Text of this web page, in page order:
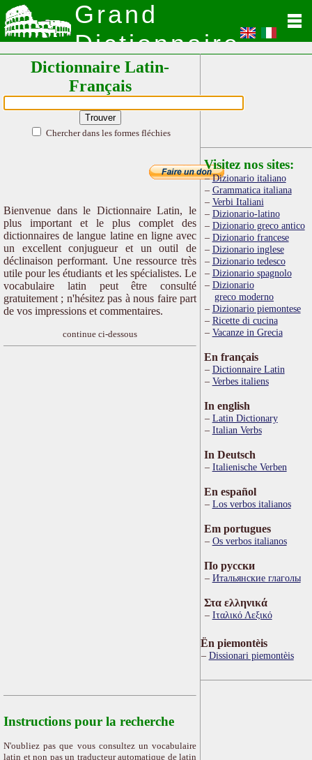
Grand
Dictionnaire
Latin
Dictionnaire Latin-
Français
Chercher dans les formes fléchies
Bienvenue dans le Dictionnaire Latin, le
plus important et le plus complet des
dictionnaires de langue latine en ligne avec
un excellent conjugueur et un outil de
déclinaison performant. Une ressource très
utile pour les étudiants et les spécialistes. Le
vocabulaire latin peut être consulté
gratuitement ; n'hésitez pas à nous faire part
de vos impressions et commentaires.
continue ci-dessous
Instructions pour la recherche
N'oubliez pas que vous consultez un vocabulaire
latin et non pas un traducteur automatique de latin
Visitez nos sites:
Dizionario italiano
Grammatica italiana
Verbi Italiani
Dizionario-latino
Dizionario greco antico
Dizionario francese
Dizionario inglese
Dizionario tedesco
Dizionario spagnolo
Dizionario
greco moderno
Dizionario piemontese
Ricette di cucina
Vacanze in Grecia
En français
Dictionnaire Latin
Verbes italiens
In english
Latin Dictionary
Italian Verbs
In Deutsch
Italienische Verben
En español
Los verbos italianos
Em portugues
Os verbos italianos
По русски
Итальянские глаголы
Στα ελληνικά
Ιταλικό Λεξικό
Ën piemontèis
Dissionari piemontèis